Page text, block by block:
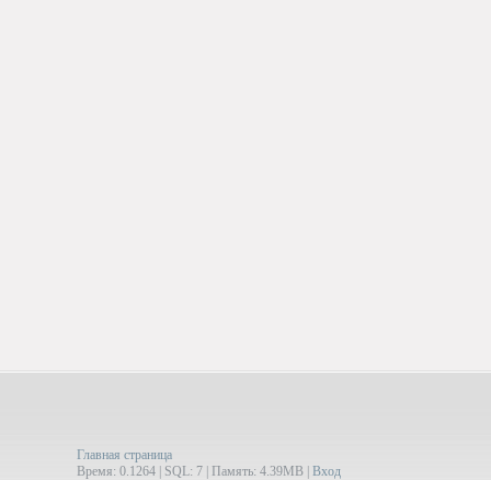
Главная страница
Время: 0.1264 | SQL: 7 | Память: 4.39MB Вход